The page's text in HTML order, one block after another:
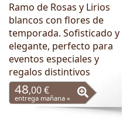
Ramo de Rosas y Lirios
blancos con flores de
temporada. Sofisticado y
elegante, perfecto para
eventos especiales y
regalos distintivos
48,00 €
entrega mañana »